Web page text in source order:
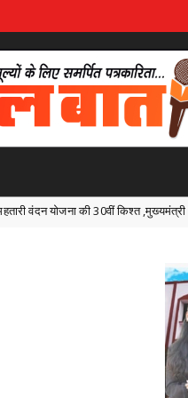
श्री विष्णु देव साय ने 67.20 लाख